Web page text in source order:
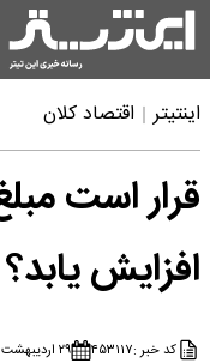
اینتیتر اقتصاد کلان
افزایش یابد؟
کد خبر :۴۵۳۱۱۷ ۲۹ اردیبهشت ۱۴۰۵ - ۲۱:۳۴